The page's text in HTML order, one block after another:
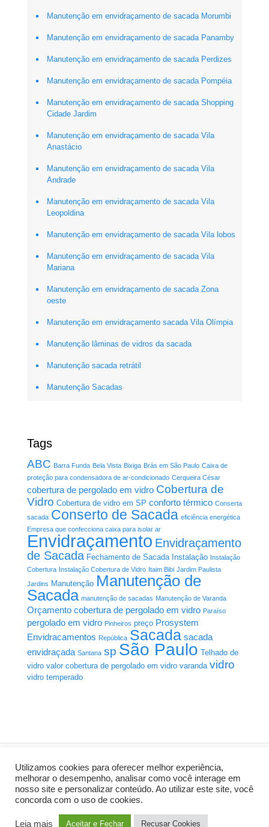
Manutenção em envidraçamento de sacada Morumbi
Manutenção em envidraçamento de sacada Panamby
Manutenção em envidraçamento de sacada Perdizes
Manutenção em envidraçamento de sacada Pompéia
Manutenção em envidraçamento de sacada Shopping
Cidade Jardim
Manutenção em envidraçamento de sacada Vila
Anastácio
Manutenção em envidraçamento de sacada Vila
Andrade
Manutenção em envidraçamento de sacada Vila
Leopoldina
Manutenção em envidraçamento de sacada Vila lobos
Manutenção em envidraçamento de sacada Vila
Mariana
Manutenção em envidraçamento de sacada Zona
oeste
Manutenção em envidraçamento sacada Vila Olímpia
Manutenção lâminas de vidros da sacada
Manutenção sacada retrátil
Manutenção Sacadas
Tags
ABC Barra Funda Bela Vista Bixiga Brás em São Paulo Caixa de
proteção para condensadora de ar-condicionado Cerqueira César
cobertura de pergolado em vidro Cobertura de
Vidro Cobertura de vidro em SP conforto térmico Conserta
sacada Conserto de Sacada eficiência energética
Empresa que confecciona caixa para isolar ar
Envidraçamento Envidraçamento
de Sacada Fechamento de Sacada Instalação Instalação
Cobertura Instalação Cobertura de Vidro Itaim Bibi Jardim Paulista
Jardins Manutenção Manutenção de
Sacada manutenção de sacadas Manutenção de Varanda
Orçamento cobertura de pergolado em vidro Paraíso
pergolado em vidro Pinheiros preço Prosystem
Envidracamentos República Sacada sacada
envidraçada Santana sp São Paulo Telhado de
vidro valor cobertura de pergolado em vidro varanda vidro
vidro temperado
Criação de Sites: AL Mídia Digital
Utilizamos cookies para oferecer melhor experiência,
melhorar o desempenho, analisar como você interage em
nosso site e personalizar conteúdo. Ao utilizar este site, você
concorda com o uso de cookies.
Leia mais Aceitar e Fechar Recusar Cookies
Precisa de um Orçamento?